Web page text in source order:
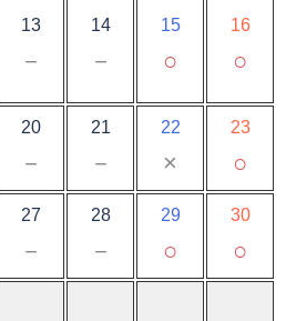
13
－
14
－
15
○
16
○
20
－
21
－
22
×
23
○
27
－
28
－
29
○
30
○